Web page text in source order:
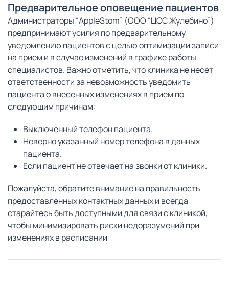
Предварительное оповещение пациентов
Администраторы “AppleStom” (ООО “ЦСС Жулебино”)
предпринимают усилия по предварительному
уведомлению пациентов с целью оптимизации записи
на прием и в случае изменений в графике работы
специалистов. Важно отметить, что клиника не несет
ответственности за невозможность уведомить
пациента о внесенных изменениях в прием по
следующим причинам:
Выключенный телефон пациента.
Неверно указанный номер телефона в данных
пациента.
Если пациент не отвечает на звонки от клиники.
Пожалуйста, обратите внимание на правильность
предоставленных контактных данных и всегда
старайтесь быть доступными для связи с клиникой,
чтобы минимизировать риски недоразумений при
изменениях в расписании